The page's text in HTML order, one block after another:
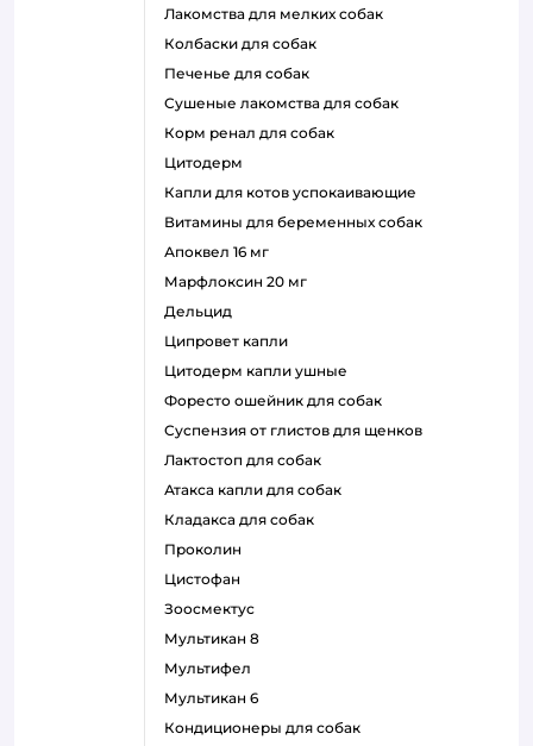
лакомства для мелких собак
колбаски для собак
печенье для собак
сушеные лакомства для собак
корм ренал для собак
цитодерм
капли для котов успокаивающие
витамины для беременных собак
апоквел 16 мг
марфлоксин 20 мг
дельцид
ципровет капли
цитодерм капли ушные
форесто ошейник для собак
суспензия от глистов для щенков
лактостоп для собак
атакса капли для собак
кладакса для собак
проколин
цистофан
зоосмектус
мультикан 8
мультифел
мультикан 6
кондиционеры для собак